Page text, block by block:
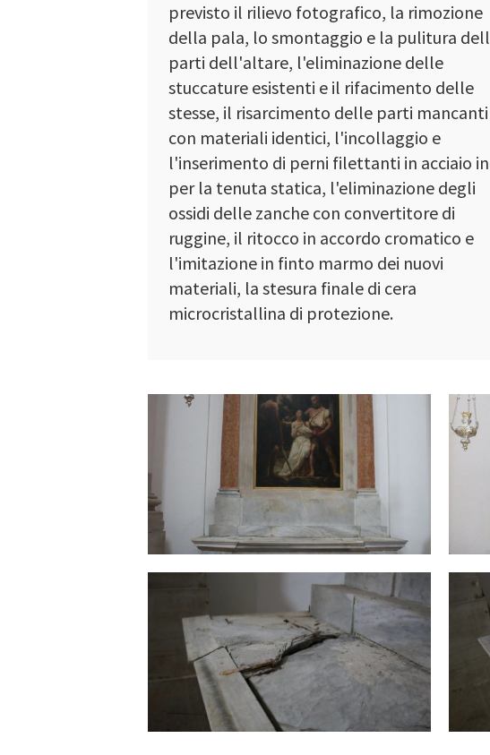
previsto il rilievo fotografico, la rimozione
della pala, lo smontaggio e la pulitura
parti dell'altare, l'eliminazione delle
stuccature esistenti e il rifacimento delle
stesse, il risarcimento delle parti mancanti
con materiali identici, l'incollaggio e
l'inserimento di perni filettanti in acciaio
per la tenuta statica, l'eliminazione degli
ossidi delle zanche con convertitore di
ruggine, il ritocco in accordo cromatico e
l'imitazione in finto marmo dei nuovi
materiali, la stesura finale di cera
microcristallina di protezione.